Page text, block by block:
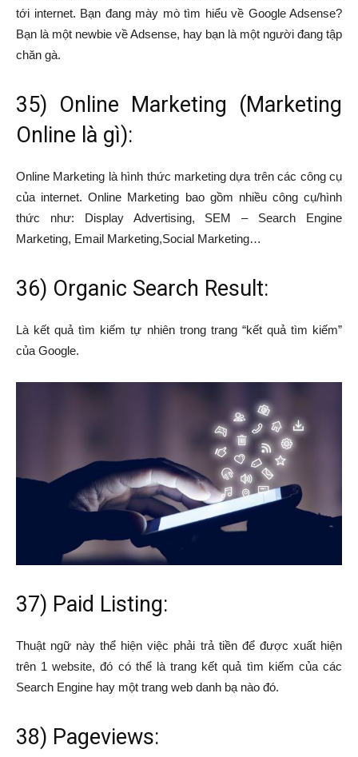
tới internet. Bạn đang mày mò tìm hiểu về Google Adsense?
Bạn là một newbie về Adsense, hay bạn là một người đang tập
chăn gà.
35) Online Marketing (Marketing
Online là gì):
Online Marketing là hình thức marketing dựa trên các công cụ
của internet. Online Marketing bao gồm nhiều công cụ/hình
thức như: Display Advertising, SEM – Search Engine
Marketing, Email Marketing,Social Marketing…
36) Organic Search Result:
Là kết quả tìm kiếm tự nhiên trong trang “kết quả tìm kiếm”
của Google.
37) Paid Listing:
Thuật ngữ này thể hiện việc phải trả tiền để được xuất hiện
trên 1 website, đó có thể là trang kết quả tìm kiếm của các
Search Engine hay một trang web danh bạ nào đó.
38) Pageviews: